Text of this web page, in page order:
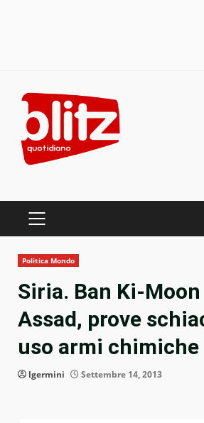
content
PRIMARY
Politica Mondo
Siria. Ban Ki-
Assad, prove
uso armi chimiche
lgermini Settembre 14, 2013